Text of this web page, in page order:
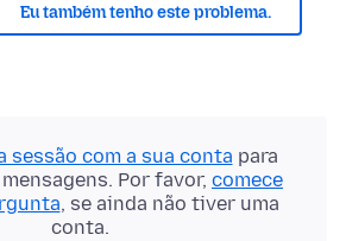
Eu também tenho este problema.
sessão com a sua conta para
Por favor, comece
, se ainda não tiver uma
conta.